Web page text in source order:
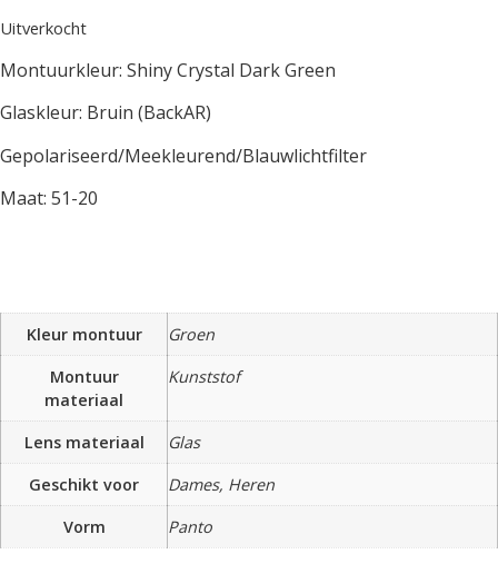
Uitverkocht
Montuurkleur: Shiny Crystal Dark Green
Glaskleur: Bruin (BackAR)
Gepolariseerd/Meekleurend/Blauwlichtfilter
Maat: 51-20
Kleur montuur
Groen
Montuur
materiaal
Kunststof
Lens materiaal
Glas
Geschikt voor
Dames, Heren
Vorm
Panto